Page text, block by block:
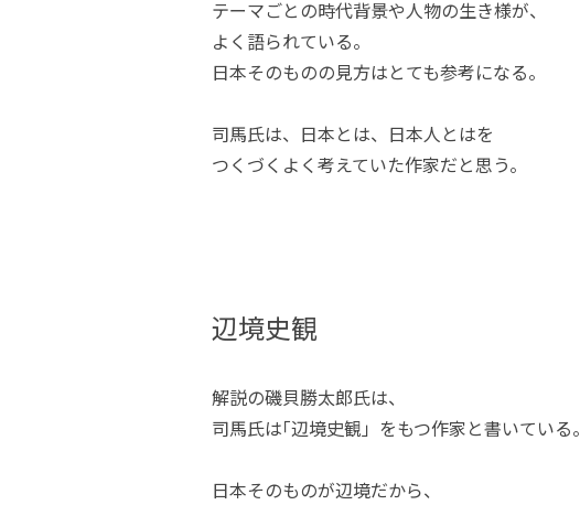
テーマごとの時代背景や人物の生き様が、
よく語られている。
日本そのものの見方はとても参考になる。
司馬氏は、日本とは、日本人とはを
つくづくよく考えていた作家だと思う。
辺境史観
解説の磯貝勝太郎氏は、
司馬氏は｢辺境史観」をもつ作家と書いている。
日本そのものが辺境だから、